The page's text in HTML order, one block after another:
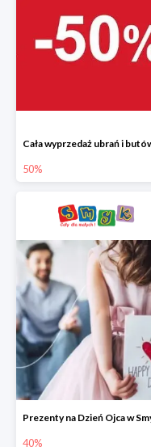
50%
40%